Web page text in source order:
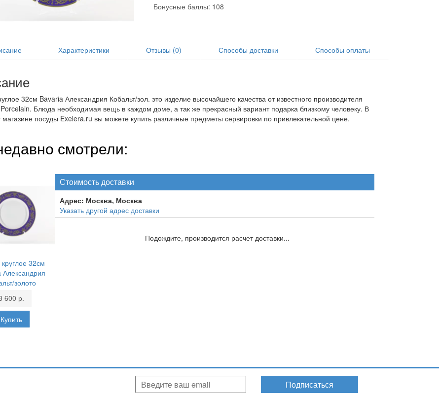
Бонусные баллы: 108
Характеристики Отзывы (0) Способы доставки Способы оплаты
32см Bavaria Александрия Кобальт/зол. это изделие высочайшего качества от известного производителя
Блюда необходимая вещь в каждом доме, а так же прекрасный вариант подарка близкому человеку. В
магазине посуды Exelera.ru вы можете купить различные предметы сервировки по привлекательной цене.
смотрели:
32см
Александрия
золото
600 р.
Стоимость доставки
Адрес: Москва, Москва
Указать другой адрес доставки
Подождите, производится расчет доставки...
Подписаться